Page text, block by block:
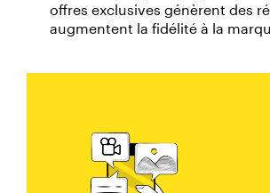
offres exclusives génèrent des
augmentent la fidélité à la